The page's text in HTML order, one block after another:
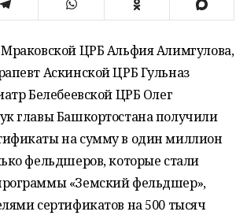
ЦРБ Альфия Алимгулова,
Аскинской ЦРБ Гульназ
Белебеевской ЦРБ Олег
главы Башкортостана получили
на сумму в один миллион
фельдшеров, которые стали
«Земский фельдшер»,
сертификатов на 500 тысяч